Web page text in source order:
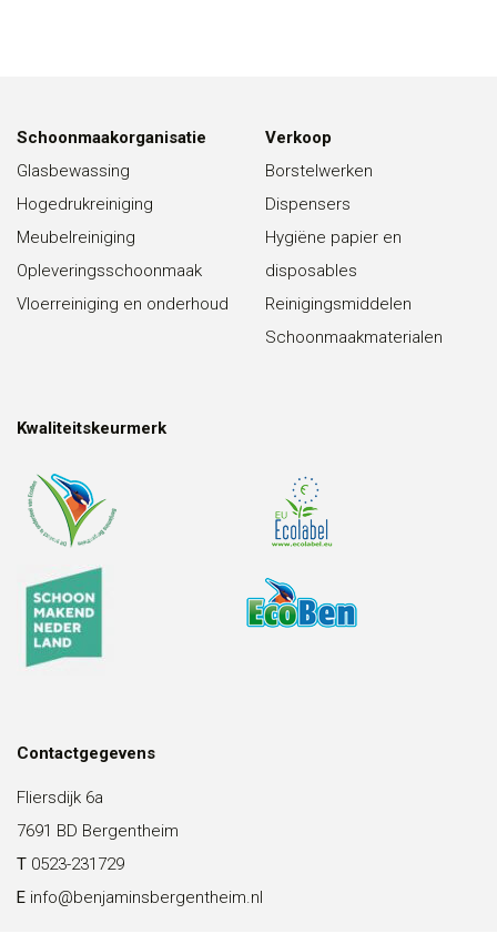
Schoonmaakorganisatie
Glasbewassing
Hogedrukreiniging
Meubelreiniging
Opleveringsschoonmaak
Vloerreiniging en onderhoud
Verkoop
Borstelwerken
Dispensers
Hygiëne papier en
disposables
Reinigingsmiddelen
Schoonmaakmaterialen
Kwaliteitskeurmerk
Contactgegevens
Fliersdijk 6a
7691 BD Bergentheim
T 0523-231729
E info@benjaminsbergentheim.nl